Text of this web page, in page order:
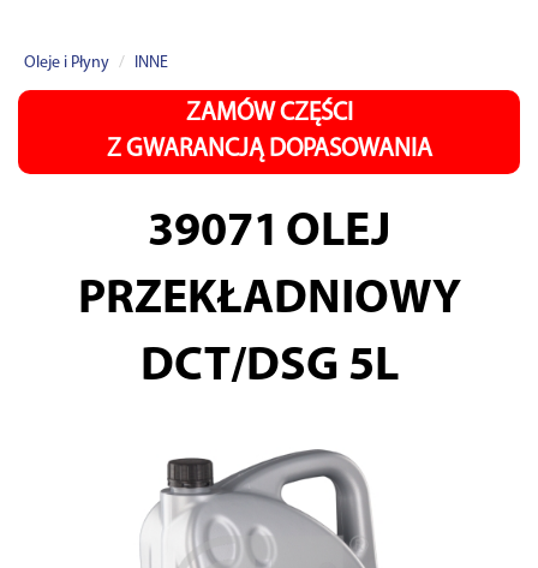
Oleje i Płyny INNE
ZAMÓW CZĘŚCI
Z GWARANCJĄ DOPASOWANIA
39071 OLEJ
PRZEKŁADNIOWY
DCT/DSG 5L